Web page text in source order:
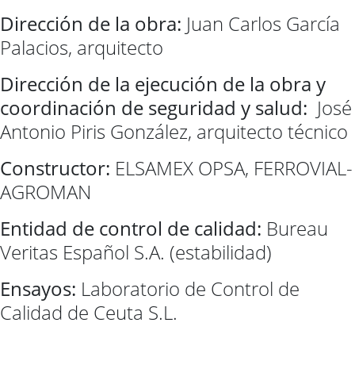
Dirección de la obra: Juan Carlos García
Palacios, arquitecto
Dirección de la ejecución de la obra y
coordinación de seguridad y salud: José
Antonio Piris González, arquitecto técnico
Constructor: ELSAMEX OPSA, FERROVIAL-
AGROMAN
Entidad de control de calidad: Bureau
Veritas Español S.A. (estabilidad)
Ensayos: Laboratorio de Control de
Calidad de Ceuta S.L.